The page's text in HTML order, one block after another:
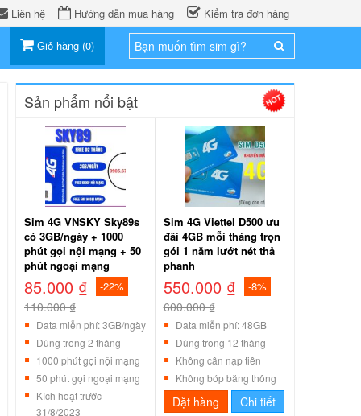
Liên hệ Hướng dẫn mua hàng Kiểm tra đơn hàng
Giỏ hàng (0)
Sản phẩm nổi bật
Sim 4G VNSKY Sky89s
có 3GB/ngày + 1000
phút gọi nội mạng + 50
phút ngoại mạng
85.000 ₫ -22%
110.000 ₫
Data miễn phí: 3GB/ngày
Dùng trong 2 tháng
1000 phút gọi nội mạng
50 phút gọi ngoại mạng
Kích hoạt trước
31/8/2023
Sim 4G Viettel D500 ưu
đãi 4GB mỗi tháng trọn
gói 1 năm lướt nét thả
phanh
550.000 ₫ -8%
600.000 ₫
Data miễn phí: 48GB
Dùng trong 12 tháng
Không cần nạp tiền
Không bóp băng thông
Đặt hàng Chi tiết